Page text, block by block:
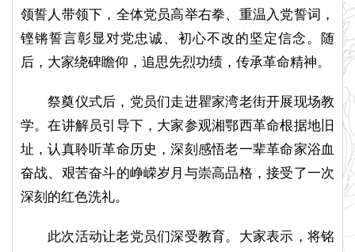
领誓人带领下，全体党员高举右拳、重温入党誓词，
铿锵誓言彰显对党忠诚、初心不改的坚定信念。随
后，大家绕碑瞻仰，追思先烈功绩，传承革命精神。
祭奠仪式后，党员们走进瞿家湾老街开展现场教
学。在讲解员引导下，大家参观湘鄂西革命根据地旧
址，认真聆听革命历史，深刻感悟老一辈革命家浴血
奋战、艰苦奋斗的峥嵘岁月与崇高品格，接受了一次
深刻的红色洗礼。
此次活动让老党员们深受教育。大家表示，将铭